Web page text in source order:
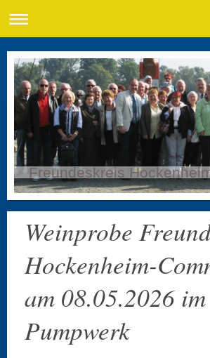
Freundeskreis
Weinprobe
Hockenheim-
am 08.05.2026 im
Pumpwerk